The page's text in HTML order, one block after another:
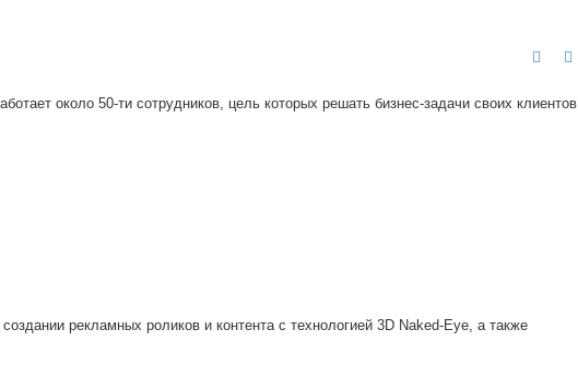
около 50-ти сотрудников, цель которых решать бизнес-задачи своих клиентов
рекламных роликов и контента с технологией 3D Naked-Eye, а также